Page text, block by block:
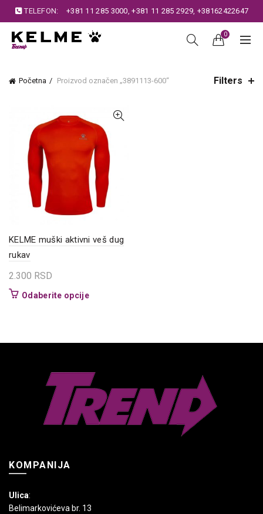
TELEFON: +381 11 285 3000,+381 11 285 2929, +38162422647
0
Početna Proizvod označen „3891113-600“ Filters
KELME muški aktivni veš dug
rukav
2.300 RSD
Odaberite opcijeOvaj
varijanti.
mogu
biti
izabrane
na
stranici
KOMPANIJA
Ulica:
Belimarkovićeva br. 13